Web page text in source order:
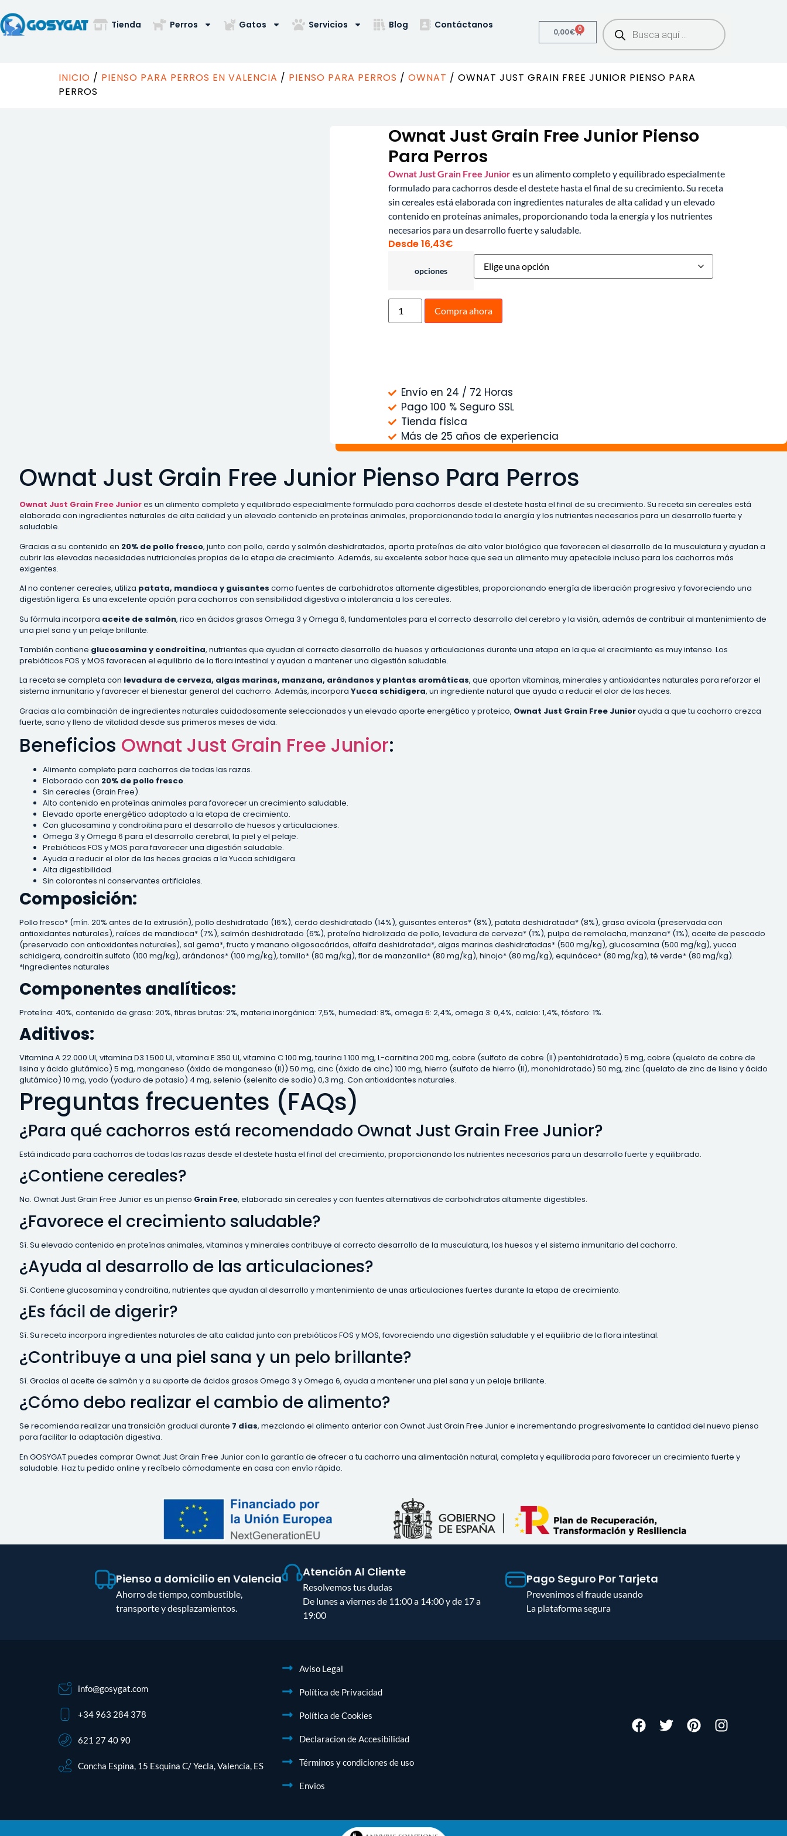
Tienda Perros Gatos Servicios Blog Contáctanos
0,00€ 0
INICIO / PIENSO PARA PERROS EN VALENCIA / PIENSO PARA PERROS / OWNAT / OWNAT JUST GRAIN FREE JUNIOR PIENSO PARA
PERROS
Ownat Just Grain Free Junior Pienso
Para Perros
Ownat Just Grain Free Juniores un alimento completo y equilibrado especialmente
formulado para cachorros desde el destete hasta el final de su crecimiento. Su receta
sin cereales está elaborada con ingredientes naturales de alta calidad y un elevado
contenido en proteínas animales, proporcionando toda la energía y los nutrientes
necesarios para un desarrollo fuerte y saludable.
Desde16,43€
opciones
Compra ahora
Envío en 24 / 72 Horas
Pago 100 % Seguro SSL
Tienda física
Más de 25 años de experiencia
Ownat Just Grain Free Junior Pienso Para Perros
Ownat Just Grain Free Juniores un alimento completo y equilibrado especialmente formulado para cachorros desde el destete hasta el final de su crecimiento. Su receta sin cereales está
elaborada con ingredientes naturales de alta calidad y un elevado contenido en proteínas animales, proporcionando toda la energía y los nutrientes necesarios para un desarrollo fuerte y
saludable.
Gracias a su contenido en 20% de pollo fresco, junto con pollo, cerdo y salmón deshidratados, aporta proteínas de alto valor biológico que favorecen el desarrollo de la musculatura y ayudan a
cubrir las elevadas necesidades nutricionales propias de la etapa de crecimiento. Además, su excelente sabor hace que sea un alimento muy apetecible incluso para los cachorros más
exigentes.
Al no contener cereales, utiliza patata, mandioca y guisantes como fuentes de carbohidratos altamente digestibles, proporcionando energía de liberación progresiva y favoreciendo una
digestión ligera. Es una excelente opción para cachorros con sensibilidad digestiva o intolerancia a los cereales.
Su fórmula incorpora aceite de salmón, rico en ácidos grasos Omega 3 y Omega 6, fundamentales para el correcto desarrollo del cerebro y la visión, además de contribuir al mantenimiento de
una piel sana y un pelaje brillante.
También contiene glucosamina y condroitina, nutrientes que ayudan al correcto desarrollo de huesos y articulaciones durante una etapa en la que el crecimiento es muy intenso. Los
prebióticos FOS y MOS favorecen el equilibrio de la flora intestinal y ayudan a mantener una digestión saludable.
La receta se completa con levadura de cerveza, algas marinas, manzana, arándanos y plantas aromáticas, que aportan vitaminas, minerales y antioxidantes naturales para reforzar el
sistema inmunitario y favorecer el bienestar general del cachorro. Además, incorpora Yucca schidigera, un ingrediente natural que ayuda a reducir el olor de las heces.
Gracias a la combinación de ingredientes naturales cuidadosamente seleccionados y un elevado aporte energético y proteico, Ownat Just Grain Free Juniorayuda a que tu cachorro crezca
fuerte, sano y lleno de vitalidad desde sus primeros meses de vida.
Beneficios Ownat Just Grain Free Junior:
Alimento completo para cachorros de todas las razas.
Elaborado con 20% de pollo fresco.
Sin cereales (Grain Free).
Alto contenido en proteínas animales para favorecer un crecimiento saludable.
Elevado aporte energético adaptado a la etapa de crecimiento.
Con glucosamina y condroitina para el desarrollo de huesos y articulaciones.
Omega 3 y Omega 6 para el desarrollo cerebral, la piel y el pelaje.
Prebióticos FOS y MOS para favorecer una digestión saludable.
Ayuda a reducir el olor de las heces gracias a la Yucca schidigera.
Alta digestibilidad.
Sin colorantes ni conservantes artificiales.
Composición:
Pollo fresco* (mín. 20% antes de la extrusión), pollo deshidratado (16%), cerdo deshidratado (14%), guisantes enteros* (8%), patata deshidratada* (8%), grasa avícola (preservada con
antioxidantes naturales), raíces de mandioca* (7%), salmón deshidratado (6%), proteína hidrolizada de pollo, levadura de cerveza* (1%), pulpa de remolacha, manzana* (1%), aceite de pescado
(preservado con antioxidantes naturales), sal gema*, fructo y manano oligosacáridos, alfalfa deshidratada*, algas marinas deshidratadas* (500 mg/kg), glucosamina (500 mg/kg), yucca
schidigera, condroitín sulfato (100 mg/kg), arándanos* (100 mg/kg), tomillo* (80 mg/kg), flor de manzanilla* (80 mg/kg), hinojo* (80 mg/kg), equinácea* (80 mg/kg), té verde* (80 mg/kg).
*Ingredientes naturales
Componentes analíticos:
Proteína: 40%, contenido de grasa: 20%, fibras brutas: 2%, materia inorgánica: 7,5%, humedad: 8%, omega 6: 2,4%, omega 3: 0,4%, calcio: 1,4%, fósforo: 1%.
Aditivos:
Vitamina A 22.000 UI, vitamina D3 1.500 UI, vitamina E 350 UI, vitamina C 100 mg, taurina 1.100 mg, L-carnitina 200 mg, cobre (sulfato de cobre (II) pentahidratado) 5 mg, cobre (quelato de cobre de
lisina y ácido glutámico) 5 mg, manganeso (óxido de manganeso (II)) 50 mg, cinc (óxido de cinc) 100 mg, hierro (sulfato de hierro (II), monohidratado) 50 mg, zinc (quelato de zinc de lisina y ácido
glutámico) 10 mg, yodo (yoduro de potasio) 4 mg, selenio (selenito de sodio) 0,3 mg. Con antioxidantes naturales.
Preguntas frecuentes (FAQs)
¿Para qué cachorros está recomendado Ownat Just Grain Free Junior?
Está indicado para cachorros de todas las razas desde el destete hasta el final del crecimiento, proporcionando los nutrientes necesarios para un desarrollo fuerte y equilibrado.
¿Contiene cereales?
No. Ownat Just Grain Free Junior es un pienso Grain Free, elaborado sin cereales y con fuentes alternativas de carbohidratos altamente digestibles.
¿Favorece el crecimiento saludable?
Sí. Su elevado contenido en proteínas animales, vitaminas y minerales contribuye al correcto desarrollo de la musculatura, los huesos y el sistema inmunitario del cachorro.
¿Ayuda al desarrollo de las articulaciones?
Sí. Contiene glucosamina y condroitina, nutrientes que ayudan al desarrollo y mantenimiento de unas articulaciones fuertes durante la etapa de crecimiento.
¿Es fácil de digerir?
Sí. Su receta incorpora ingredientes naturales de alta calidad junto con prebióticos FOS y MOS, favoreciendo una digestión saludable y el equilibrio de la flora intestinal.
¿Contribuye a una piel sana y un pelo brillante?
Sí. Gracias al aceite de salmón y a su aporte de ácidos grasos Omega 3 y Omega 6, ayuda a mantener una piel sana y un pelaje brillante.
¿Cómo debo realizar el cambio de alimento?
Se recomienda realizar una transición gradual durante 7 días, mezclando el alimento anterior con Ownat Just Grain Free Junior e incrementando progresivamente la cantidad del nuevo pienso
para facilitar la adaptación digestiva.
En GOSYGAT puedes comprar Ownat Just Grain Free Junior con la garantía de ofrecer a tu cachorro una alimentación natural, completa y equilibrada para favorecer un crecimiento fuerte y
saludable. Haz tu pedido online y recíbelo cómodamente en casa con envío rápido.
Pienso a domicilio en Valencia
Ahorro de tiempo, combustible,
transporte y desplazamientos.
Atención Al Cliente
Resolvemos tus dudas
De lunes a viernes de 11:00 a 14:00 y de 17 a
19:00
Pago Seguro Por Tarjeta
Prevenimos el fraude usando
La plataforma segura
info@gosygat.com
+34 963 284 378
621 27 40 90
Concha Espina, 15 Esquina C/ Yecla, Valencia, ES
Aviso Legal
Política de Privacidad
Política de Cookies
Declaracion de Accesibilidad
Términos y condiciones de uso
Envios